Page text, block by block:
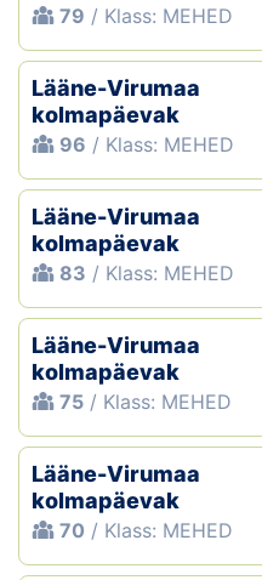
Koondised
Tule klubisse!
Tulemused
Dokumendid
Klubid
Suletud maastikud
Püsirajad
Ajalugu
Koolitused
79 / Klass: MEHED
Lääne-Virumaa
kolmapäevak
96 / Klass: MEHED
Lääne-Virumaa
kolmapäevak
83 / Klass: MEHED
Lääne-Virumaa
kolmapäevak
75 / Klass: MEHED
Lääne-Virumaa
kolmapäevak
70 / Klass: MEHED